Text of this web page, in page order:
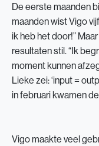
De eerste maanden
maanden wist Vigo
ik heb het door!”
resultaten stil. “Ik
moment kunnen
Lieke zei: ‘input =
in februari kwamen
Vigo maakte veel